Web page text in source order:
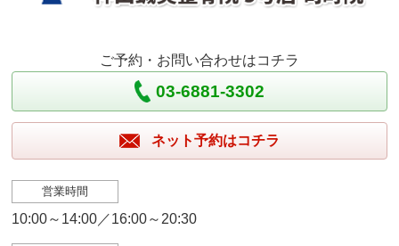
ご予約・お問い合わせはコチラ
03-6881-3302
ネット予約はコチラ
営業時間
10:00～14:00／16:00～20:30